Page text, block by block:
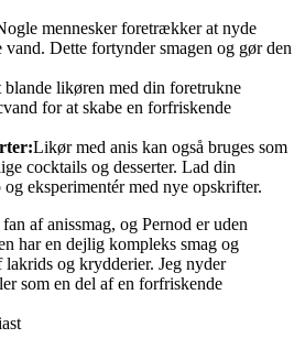
mennesker foretrækker at nyde
Dette fortynder smagen og gør den
blande likøren med din foretrukne
for at skabe en forfriskende
Likør med anis kan også bruges som
cocktails og desserter. Lad din
eksperimentér med nye opskrifter.
af anissmag, og Pernod er uden
har en dejlig kompleks smag og
lakrids og krydderier. Jeg nyder
som en del af en forfriskende